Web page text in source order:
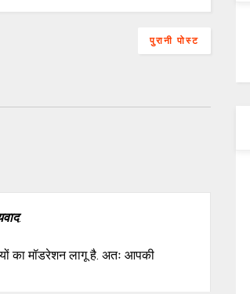
पुरानी पोस्ट
.
का मॉडरेशन लागू है. अतः आपकी